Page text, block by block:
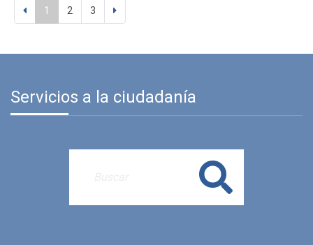
1 2 3
Servicios a la ciudadanía
Buscar